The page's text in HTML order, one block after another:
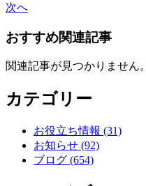
次へ
おすすめ関連記事
関連記事が見つかりません。
カテゴリー
お役立ち情報 (31)
お知らせ (92)
ブログ (654)